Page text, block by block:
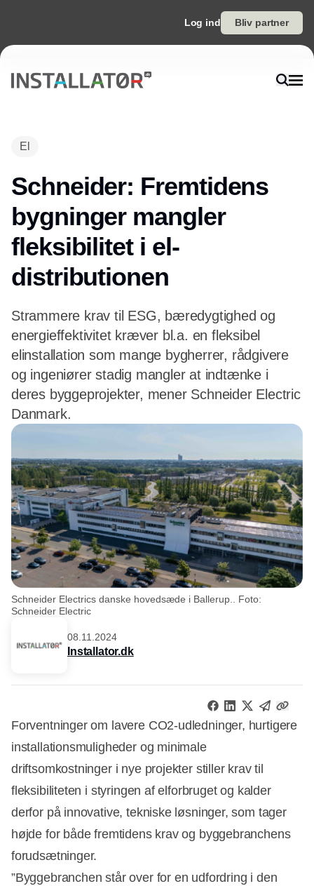
Log ind Bliv partner
El
Schneider: Fremtidens
bygninger mangler
fleksibilitet i el-
distributionen
Strammere krav til ESG, bæredygtighed og
energieffektivitet kræver bl.a. en fleksibel
elinstallation som mange bygherrer, rådgivere
og ingeniører stadig mangler at indtænke i
deres byggeprojekter, mener Schneider Electric
Danmark.
Schneider Electrics danske hovedsæde i Ballerup.. Foto:
Schneider Electric
08.11.2024
Installator.dk
Forventninger om lavere CO2-udledninger, hurtigere
installationsmuligheder og minimale
driftsomkostninger i nye projekter stiller krav til
fleksibiliteten i styringen af elforbruget og kalder
derfor på innovative, tekniske løsninger, som tager
højde for både fremtidens krav og byggebranchens
forudsætninger.
”Byggebranchen står over for en udfordring i den